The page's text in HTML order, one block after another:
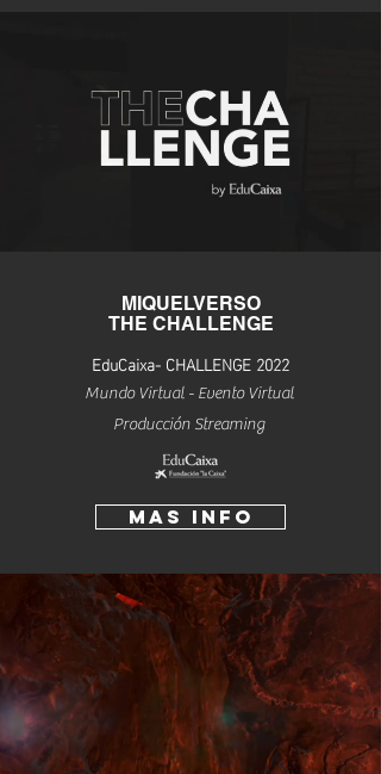
MIQUELVERSO
THE CHALLENGE
EduCaixa- CHALLENGE 2022
Mundo Virtual - Evento Virtual
Producción Streaming
Mas INfo